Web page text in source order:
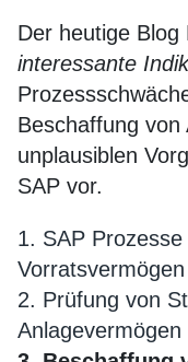
Der heutige
interessante
Beschaffung von
unplausiblen
SAP vor.
1. SAP
2. Prüfung von
Anlagevermögen